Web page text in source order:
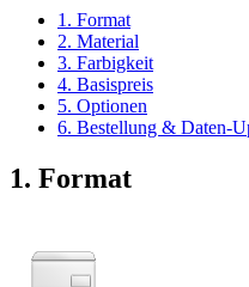
1. Format
2. Material
3. Farbigkeit
4. Basispreis
5. Optionen
6. Bestellung & Daten-
1. Format